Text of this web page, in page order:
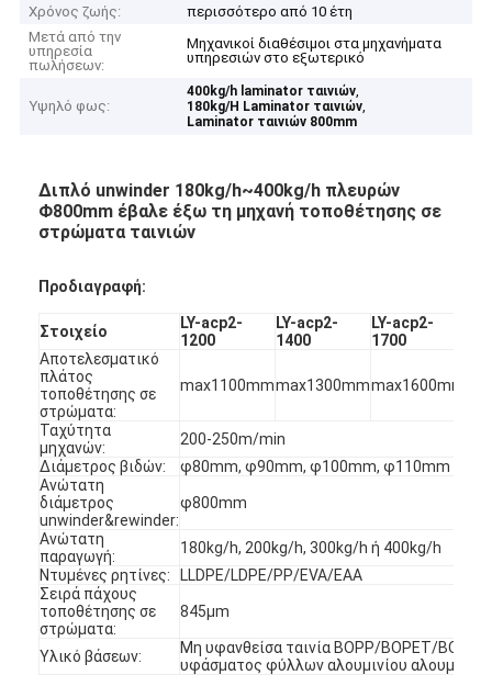
Χρόνος ζωής:
περισσότερο από 10 έτη
Μετά από την
υπηρεσία
πωλήσεων:
Μηχανικοί διαθέσιμοι στα μηχανήματα
υπηρεσιών στο εξωτερικό
Υψηλό φως:
400kg/h laminator ταινιών,
180kg/H Laminator ταινιών,
Laminator ταινιών 800mm
Διπλό unwinder 180kg/h~400kg/h πλευρών
Φ800mm έβαλε έξω τη μηχανή τοποθέτησης σε
στρώματα ταινιών
Προδιαγραφή:
Στοιχείο
LY-acp2-
1200
LY-acp2-
1400
LY-acp2-
1700
Αποτελεσματικό
πλάτος
τοποθέτησης σε
στρώματα:
max1100mmmax1300mmmax1600mm
Ταχύτητα
μηχανών:
200-250m/min
Διάμετρος βιδών:
φ80mm, φ90mm, φ100mm, φ110mm
Ανώτατη
διάμετρος
unwinder&rewinder:
φ800mm
Ανώτατη
παραγωγή:
180kg/h, 200kg/h, 300kg/h ή 400kg/h
Ντυμένες ρητίνες:
LLDPE/LDPE/PP/EVA/EAA
Σειρά πάχους
τοποθέτησης σε
στρώματα:
845μm
Υλικό βάσεων:
Μη υφανθείσα ταινία BOPP/BOPET/
υφάσματος φύλλων αλουμινίου